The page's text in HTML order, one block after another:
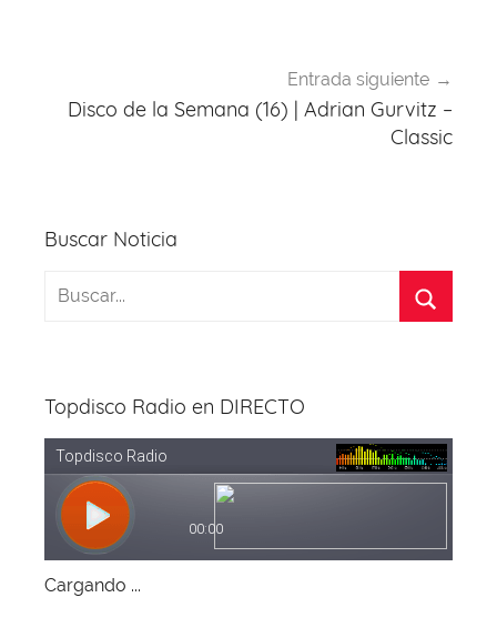
Entrada siguiente
Disco de la Semana (16) | Adrian Gurvitz –
Classic
Buscar Noticia
Topdisco Radio en DIRECTO
Cargando ...